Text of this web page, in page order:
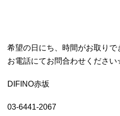
希望の日にち、時間がお取り
お電話にてお問合わせくださ
DIFINO赤坂
03-6441-2067